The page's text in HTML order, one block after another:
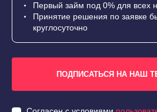
Первый займ под 0% для всех
Принятие решения по заявке
круглосуточно
ПОДПИСАТЬСЯ НА НАШ